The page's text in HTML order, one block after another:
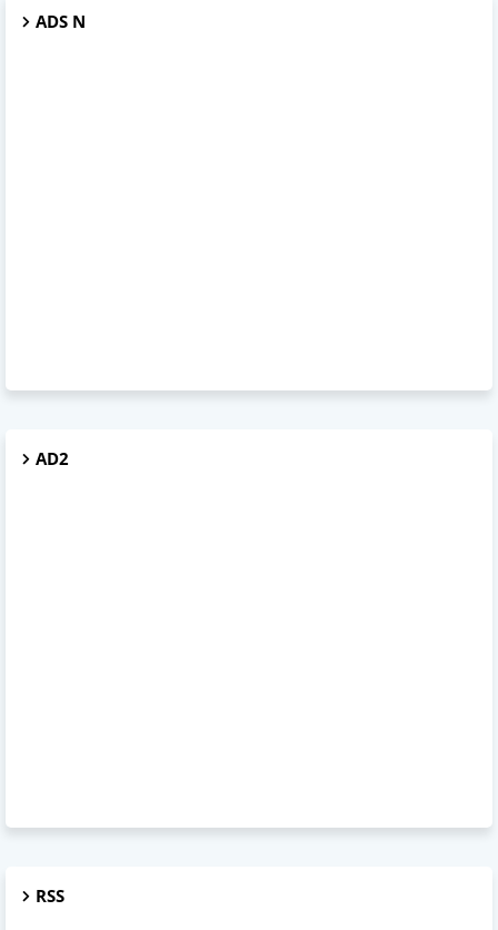
ADS N
AD2
RSS